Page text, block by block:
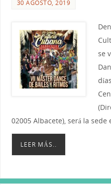
30 AGOSTO, 2019
se
02005 Albacete), será la
LEER MÁS..